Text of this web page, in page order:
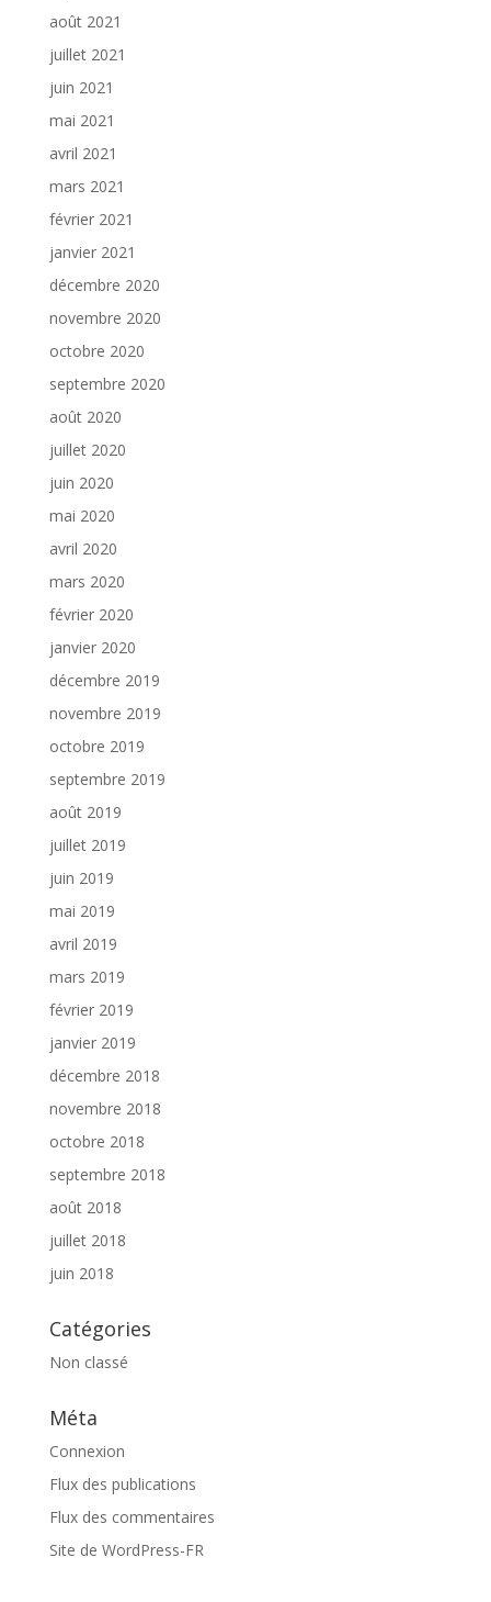
août 2021
juillet 2021
juin 2021
mai 2021
avril 2021
mars 2021
février 2021
janvier 2021
décembre 2020
novembre 2020
octobre 2020
septembre 2020
août 2020
juillet 2020
juin 2020
mai 2020
avril 2020
mars 2020
février 2020
janvier 2020
décembre 2019
novembre 2019
octobre 2019
septembre 2019
août 2019
juillet 2019
juin 2019
mai 2019
avril 2019
mars 2019
février 2019
janvier 2019
décembre 2018
novembre 2018
octobre 2018
septembre 2018
août 2018
juillet 2018
juin 2018
Catégories
Non classé
Méta
Connexion
Flux des publications
Flux des commentaires
Site de WordPress-FR